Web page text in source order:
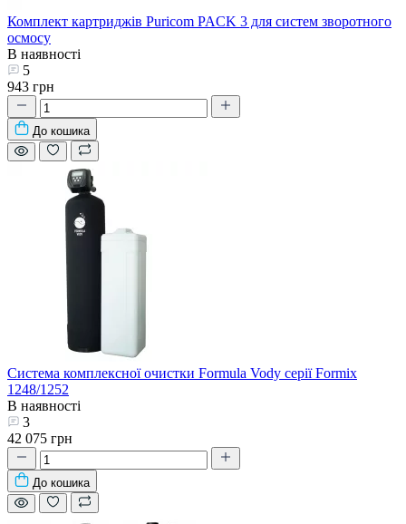
Комплект картриджів Puricom PACK 3 для систем зворотного
осмосу
В наявності
5
943 грн
До кошика
Система комплексної очистки Formula Vody серії Formix
1248/1252
В наявності
3
42 075 грн
До кошика